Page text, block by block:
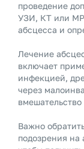
проведение
УЗИ, КТ или
абсцесса и
Лечение
включает
инфекцией,
через
Важно
подозрения на